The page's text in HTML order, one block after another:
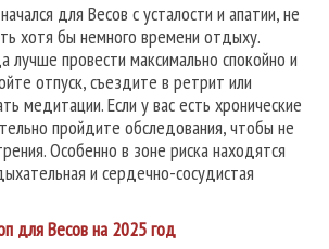
для Весов с усталости и апатии, не
хотя бы немного времени отдыху.
лучше провести максимально спокойно и
отпуск, съездите в ретрит или
медитации. Если у вас есть хронические
пройдите обследования, чтобы не
Особенно в зоне риска находятся
и сердечно-сосудистая
для Весов на 2025 год